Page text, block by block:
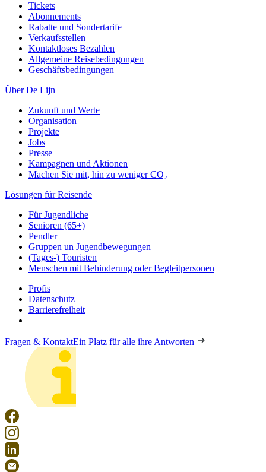
Tickets
Abonnements
Rabatte und Sondertarife
Verkaufsstellen
Kontaktloses Bezahlen
Allgemeine Reisebedingungen
Geschäftsbedingungen
Über De Lijn
Zukunft und Werte
Organisation
Projekte
Jobs
Presse
Kampagnen und Aktionen
Machen Sie mit, hin zu weniger CO₂
Lösungen für Reisende
Für Jugendliche
Senioren (65+)
Pendler
Gruppen un Jugendbewegungen
(Tages-) Touristen
Menschen mit Behinderung oder Begleitpersonen
Profis
Datenschutz
Barrierefreiheit
Fragen & KontaktEin Platz für alle ihre Antworten